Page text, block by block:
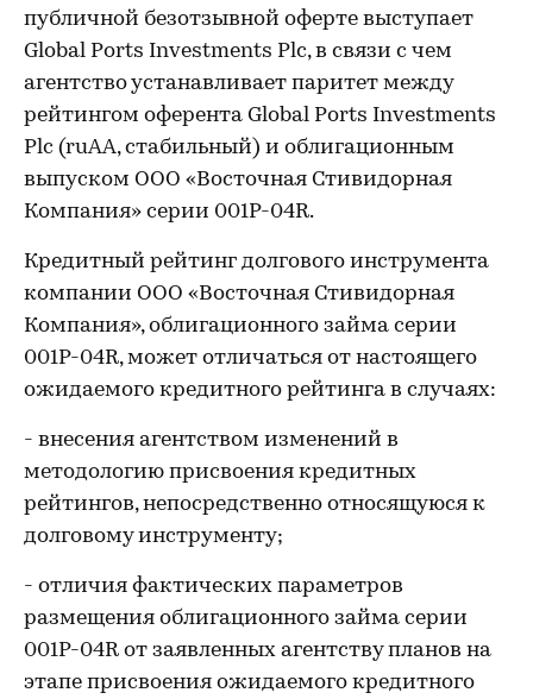
публичной безотзывной оферте выступает
Global Ports Investments Plc, в связи с чем
агентство устанавливает паритет между
рейтингом оферента Global Ports Investments
Plc (ruAА, стабильный) и облигационным
выпуском ООО «Восточная Стивидорная
Компания» серии 001Р-04R.
Кредитный рейтинг долгового инструмента
компании ООО «Восточная Стивидорная
Компания», облигационного займа серии
001Р-04R, может отличаться от настоящего
ожидаемого кредитного рейтинга в случаях:
- внесения агентством изменений в
методологию присвоения кредитных
рейтингов, непосредственно относящуюся к
долговому инструменту;
- отличия фактических параметров
размещения облигационного займа серии
001Р-04R от заявленных агентству планов на
этапе присвоения ожидаемого кредитного